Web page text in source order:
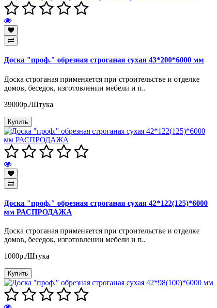
Доска "проф." обрезная строганая сухая 43*200*6000 мм
Доска строганая применяется при строительстве и отделке
домов, беседок, изготовлении мебели и п..
39000р./Штука
Купить
Доска "проф." обрезная строганая сухая 42*122(125)*6000
мм РАСПРОДАЖА
Доска строганая применяется при строительстве и отделке
домов, беседок, изготовлении мебели и п..
1000р./Штука
Купить